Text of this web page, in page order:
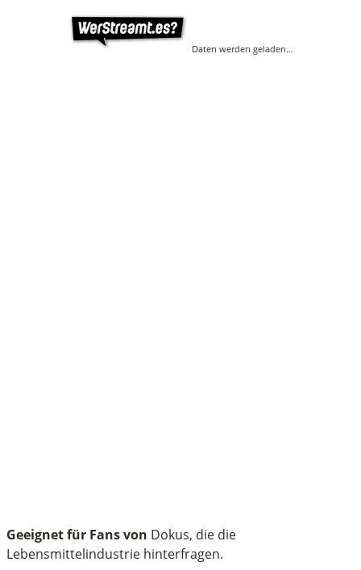
Daten werden geladen…
Geeignet für Fans von Dokus, die die
Lebensmittelindustrie hinterfragen.